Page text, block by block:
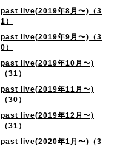
past live(2019年8月〜)（3
1）
past live(2019年9月〜)（3
0）
past live(2019年10月〜)
（31）
past live(2019年11月〜)
（30）
past live(2019年12月〜)
（31）
past live(2020年1月〜)（3